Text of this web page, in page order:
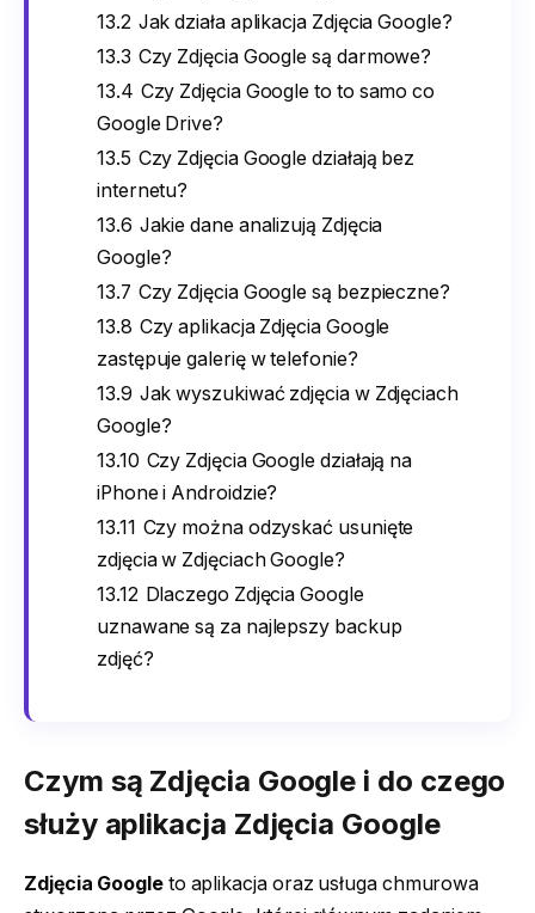
13.2 Jak działa aplikacja Zdjęcia Google?
13.3 Czy Zdjęcia Google są darmowe?
13.4 Czy Zdjęcia Google to to samo co
Google Drive?
13.5 Czy Zdjęcia Google działają bez
internetu?
13.6 Jakie dane analizują Zdjęcia
Google?
13.7 Czy Zdjęcia Google są bezpieczne?
13.8 Czy aplikacja Zdjęcia Google
zastępuje galerię w telefonie?
13.9 Jak wyszukiwać zdjęcia w Zdjęciach
Google?
13.10 Czy Zdjęcia Google działają na
iPhone i Androidzie?
13.11 Czy można odzyskać usunięte
zdjęcia w Zdjęciach Google?
13.12 Dlaczego Zdjęcia Google
uznawane są za najlepszy backup
zdjęć?
Czym są Zdjęcia Google i do czego
służy aplikacja Zdjęcia Google
Zdjęcia Googleto aplikacja oraz usługa chmurowa